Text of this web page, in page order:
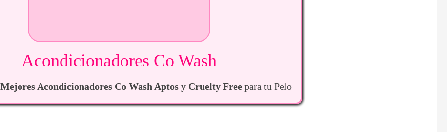
Acondicionadores Co Wash
Mejores Acondicionadores Co Wash Aptos y Cruelty Freepara tu Pelo